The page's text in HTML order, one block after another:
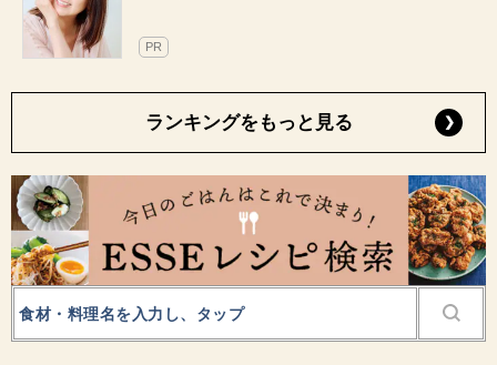
PR
ランキングをもっと見る